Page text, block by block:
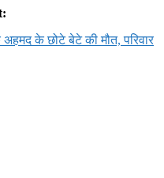
के छोटे बेटे की मौत, परिवार